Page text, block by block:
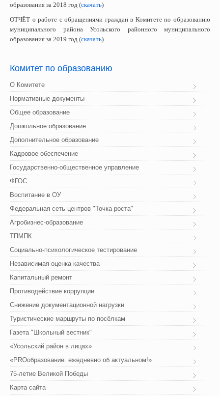
образования за 2018 год (скачать)
ОТЧЁТ o работе с обращениями граждан в Комитете по образованию
муниципального района Усольского районного муниципального
образования за 2019 год (скачать)
Комитет по образованию
О Комитете
Нормативные документы
Общее образование
Дошкольное образование
Дополнительное образование
Кадровое обеспечение
Государственно-общественное управление
ФГОС
Воспитание в ОУ
Федеральная сеть центров "Точка роста"
Агробизнес-образование
ТПМПК
Социально-психологическое тестирование
Независимая оценка качества
Капитальный ремонт
Противодействие коррупции
Снижение документационной нагрузки
Туристические маршруты по посёлкам
Газета "Школьный вестник"
«Усольский район в лицах»
«PROобразование: ежедневно об актуальном!»
75-летие Великой Победы
Карта сайта